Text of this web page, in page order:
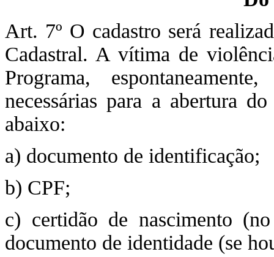
Art. 7º O cadastro será
Cadastral. A vítima de
Programa,
necessárias para a abertura
abaixo:
a) documento de identificação;
b) CPF;
c) certidão de nascimento
documento de identidade (se